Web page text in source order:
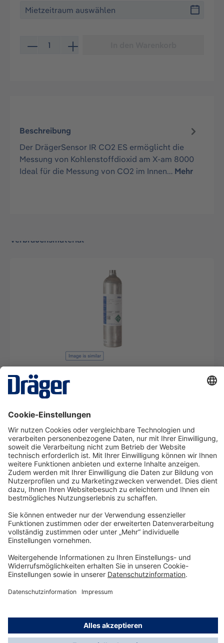
Produkt Anzahl: Gib den gewünschten Wert ein oder
Beschreibung
Der DrägerSensor IR CO2 ES ermöglicht die
Messung von Kohlenstoffdioxid am X-am 8000
Ideal für die Messung von CO2 im Innen… Mehr
Verbrauchsmaterial
Prüfgas CO2 1,5 Vol.-% in N2 112 Liter, 69 bar
5239084
€ 302,00*
In den Warenkorb
Service-Hotline
Shop Service
Informationen
© Dräger Safety AG & Co. KGaA, 2025
* Alle Preise exkl. gesetzl. Mehrwertsteuer zzgl.